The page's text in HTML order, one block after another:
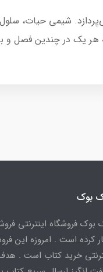
شیمی حیات،
یک در چندین فصل و با
بوک
فروشگاه اینترنتی
کرده است . امروزه این
خرید کتاب است . هدف